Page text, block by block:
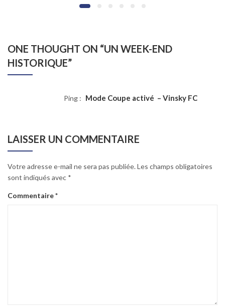
ONE THOUGHT ON “UN WEEK-END
HISTORIQUE”
Ping : Mode Coupe activé – Vinsky FC
LAISSER UN COMMENTAIRE
Votre adresse e-mail ne sera pas publiée.Les champs obligatoires
sont indiqués avec *
Commentaire*